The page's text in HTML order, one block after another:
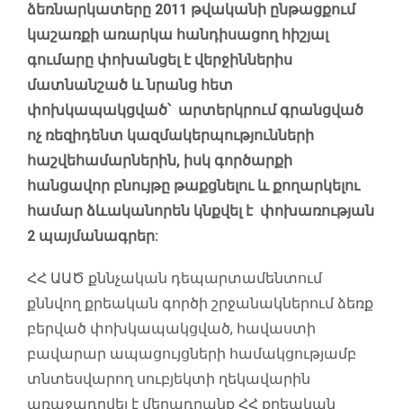
ձեռնարկատերը 2011 թվականի ընթացքում
կաշառքի առարկա հանդիսացող հիշյալ
գումարը փոխանցել է վերջիններիս
մատնանշած և նրանց հետ
փոխկապակցված՝ արտերկրում գրանցված
ոչ ռեզիդենտ կազմակերպությունների
հաշվեհամարներին, իսկ գործարքի
հանցավոր բնույթը թաքցնելու և քողարկելու
համար ձևականորեն կնքվել է փոխառության
2 պայմանագրեր:
ՀՀ ԱԱԾ քննչական դեպարտամենտում
քննվող քրեական գործի շրջանակներում ձեռք
բերված փոխկապակցված, հավաստի
բավարար ապացույցների համակցությամբ
տնտեսվարող սուբյեկտի ղեկավարին
առաջադրվել է մեղադրանք ՀՀ քրեական